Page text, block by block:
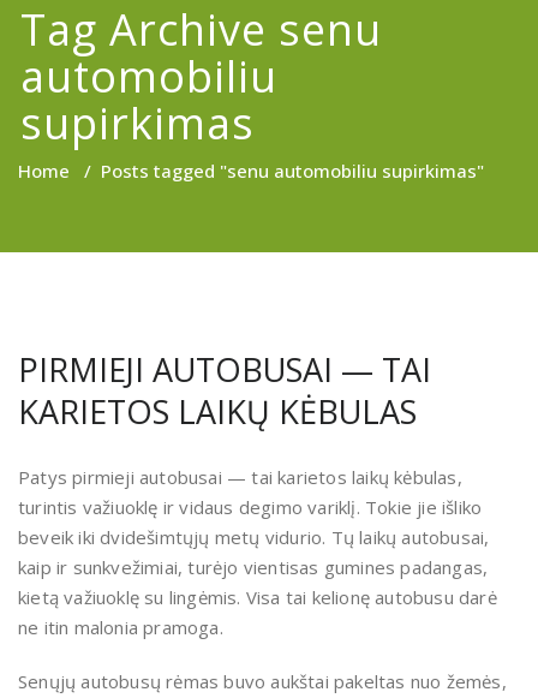
Tag Archive senu
automobiliu
supirkimas
Home / Posts tagged "senu automobiliu supirkimas"
PIRMIEJI AUTOBUSAI — TAI
KARIETOS LAIKŲ KĖBULAS
Patys pirmieji autobusai — tai karietos laikų kėbulas,
turintis važiuoklę ir vidaus degimo variklį. Tokie jie išliko
beveik iki dvidešimtųjų metų vidurio. Tų laikų autobusai,
kaip ir sunkvežimiai, turėjo vientisas gumines padangas,
kietą važiuoklę su lingėmis. Visa tai kelionę autobusu darė
ne itin malonia pramoga.
Senųjų autobusų rėmas buvo aukštai pakeltas nuo žemės,